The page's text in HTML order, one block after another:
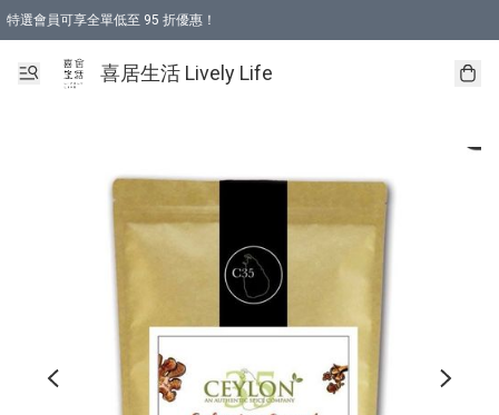
特選會員可享全單低至 95 折優惠！
購物折後滿$600免運費優惠 (減價貨品除外）
購物折後滿$320 即可免費於「順豐站」或「順豐智能櫃」自提點取貨 （冷凍食品
喜居生活 Lively Life